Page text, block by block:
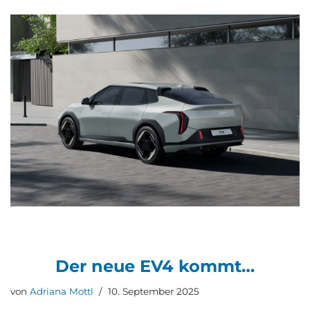
Der neue EV4 kommt…
von Adriana Mottl 10. September 2025